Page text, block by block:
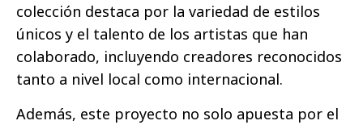
colección destaca por la variedad de estilos
únicos y el talento de los artistas que han
colaborado, incluyendo creadores reconocidos
tanto a nivel local como internacional.
Además, este proyecto no solo apuesta por el